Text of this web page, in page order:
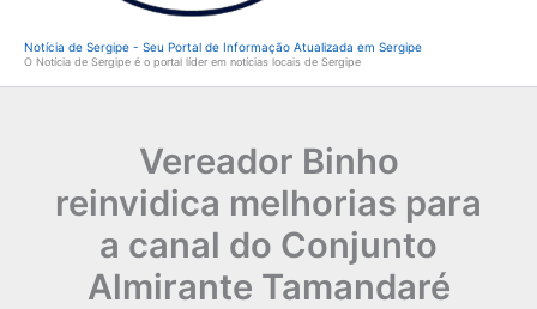
Notícia de Sergipe - Seu Portal de Informação Atualizada em Sergipe
O Notícia de Sergipe é o portal líder em notícias locais de Sergipe
Vereador Binho
reinvidica melhorias para
a canal do Conjunto
Almirante Tamandaré